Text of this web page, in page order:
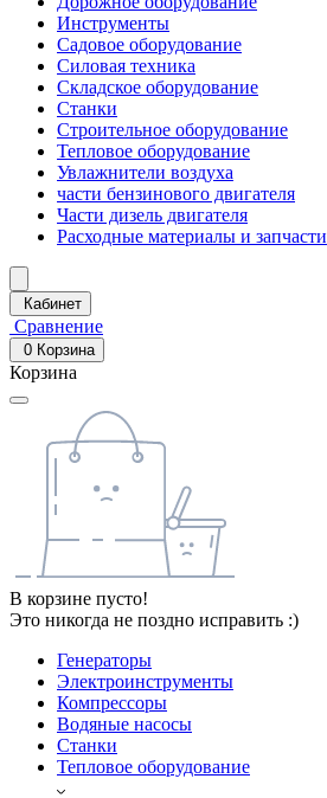
Инструменты
Садовое оборудование
Силовая техника
Складское оборудование
Станки
Строительное оборудование
Тепловое оборудование
Увлажнители воздуха
части бензинового двигателя
Части дизель двигателя
Расходные материалы и запчасти
Кабинет
Сравнение
0 Корзина
Корзина
В корзине пусто!
Это никогда не поздно исправить :)
Генераторы
Электроинструменты
Компрессоры
Водяные насосы
Станки
Тепловое оборудование